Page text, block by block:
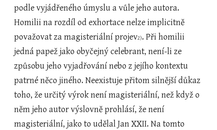
podle vyjádřeného úmyslu a vůle jeho autora.
Homilii na rozdíl od exhortace nelze implicitně
považovat za magisteriální projev2). Při homilii
jedná papež jako obyčejný celebrant, není-li ze
způsobu jeho vyjadřování nebo z jejího kontextu
patrné něco jiného. Neexistuje přitom silnější důkaz
toho, že určitý výrok není magisteriální, než když o
něm jeho autor výslovně prohlásí, že není
magisteriální, jako to udělal Jan XXII. Na tomto